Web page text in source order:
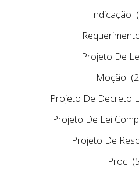
Indicação
Projeto De
Moção
Projeto De Decreto
Projeto De Lei
Projeto De
Proc